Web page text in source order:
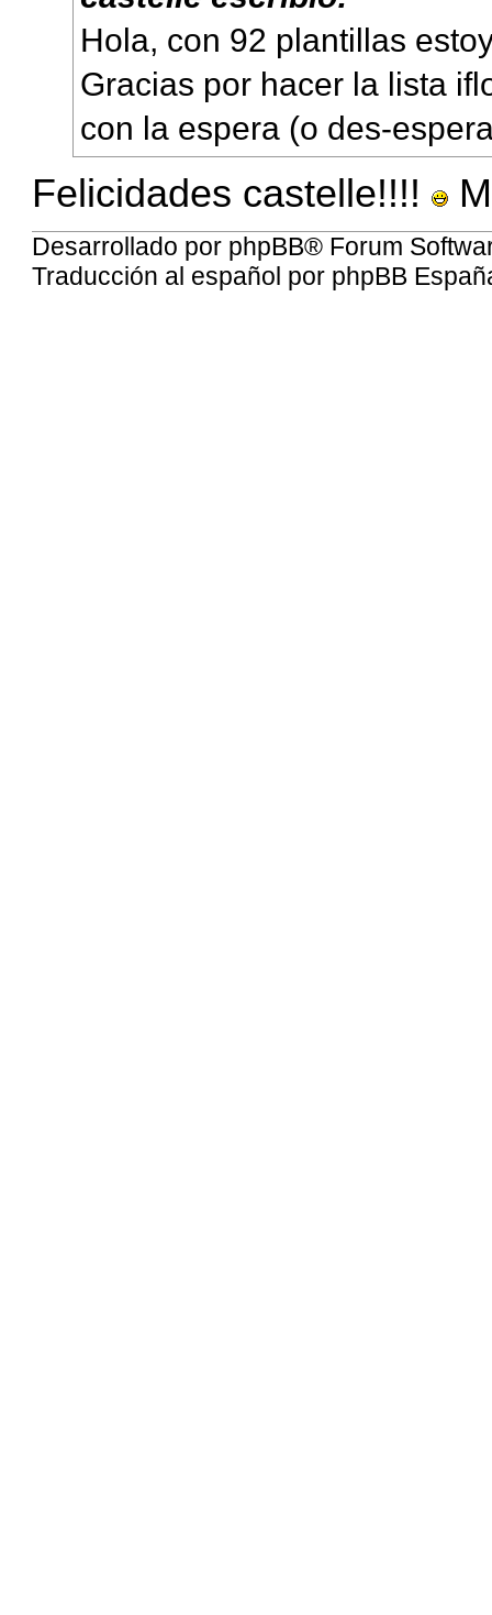
Hola, con 92 plantillas
Gracias por hacer la lista
con la espera (o des-
Felicidades castelle!!!!
Desarrollado por phpBB® Forum
Traducción al español por phpBB